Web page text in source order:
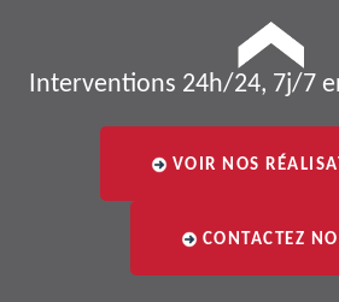
Interventions 24h/24, 7j/7
VOIR NOS
CONTACTEZ